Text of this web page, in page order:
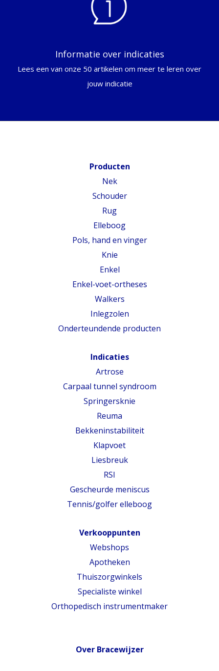
Informatie over indicaties
Lees een van onze 50 artikelen om meer te leren over
jouw indicatie
Producten
Nek
Schouder
Rug
Elleboog
Pols, hand en vinger
Knie
Enkel
Enkel-voet-ortheses
Walkers
Inlegzolen
Onderteundende producten
Indicaties
Artrose
Carpaal tunnel syndroom
Springersknie
Reuma
Bekkeninstabiliteit
Klapvoet
Liesbreuk
RSI
Gescheurde meniscus
Tennis/golfer elleboog
Verkooppunten
Webshops
Apotheken
Thuiszorgwinkels
Specialiste winkel
Orthopedisch instrumentmaker
Over Bracewijzer